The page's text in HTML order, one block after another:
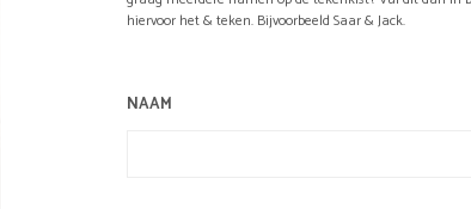
hiervoor het & teken. Bijvoorbeeld Saar & Jack.
NAAM